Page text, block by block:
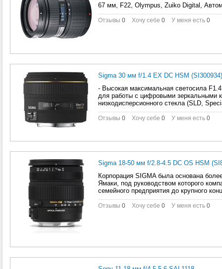
67 мм, F22, Olympus, Zuiko Digital,
Отзывы 0 Хочу себе 0 У меня есть 0
Sigma 30 мм f/1.4 EX DC HSM (SI300934)
- Высокая максимальная светосила
для работы с цифровыми зеркальными
низкодисперсионного стекла (SLD,
Отзывы 0 Хочу себе 0 У меня есть 0
Sigma 18-50 мм f/2.8-4.5 DC OS HSM
Корпорация SIGMA была основана
Ямаки, под руководством которого
семейного предприятия до крупного
Отзывы 0 Хочу себе 0 У меня есть 0